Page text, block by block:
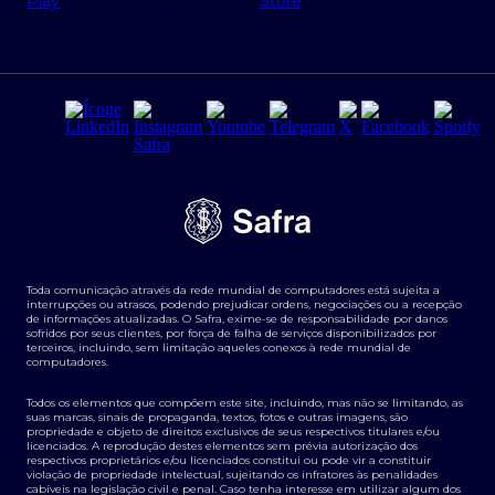
Regras e Parâmetros de Atuação Banco Safra
Segurança da Informação
Tarifas e serviços Pessoa Física
Transparência de remuneração
Termos e Condições para Portabilidade de Investimento
Derivativos
Agronegócios
Toda comunicação através da rede mundial de computadores está sujeita a
interrupções ou atrasos, podendo prejudicar ordens, negociações ou a recepção
de informações atualizadas. O Safra, exime-se de responsabilidade por danos
sofridos por seus clientes, por força de falha de serviços disponibilizados por
terceiros, incluindo, sem limitação aqueles conexos à rede mundial de
computadores.
Todos os elementos que compõem este site, incluindo, mas não se limitando, as
suas marcas, sinais de propaganda, textos, fotos e outras imagens, são
propriedade e objeto de direitos exclusivos de seus respectivos titulares e/ou
licenciados. A reprodução destes elementos sem prévia autorização dos
respectivos proprietários e/ou licenciados constitui ou pode vir a constituir
violação de propriedade intelectual, sujeitando os infratores às penalidades
cabíveis na legislação civil e penal. Caso tenha interesse em utilizar algum dos